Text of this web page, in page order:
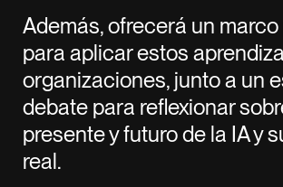
Además, ofrecerá un
para aplicar estos
organizaciones, junto a un
debate para reflexionar
presente y futuro de la IA y
real.